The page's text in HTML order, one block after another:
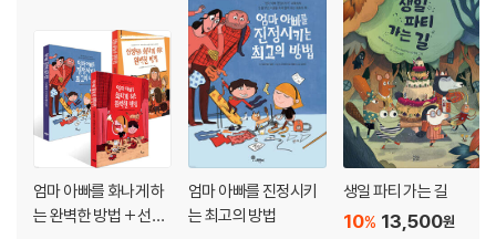
엄마 아빠를 화나게 하
는 완벽한 방법 + 선생
엄마 아빠를 진정시키
는 최고의 방법
생일 파티 가는 길
13,500원
10%